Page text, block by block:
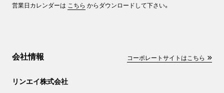
営業日カレンダーは こちら からダウンロードして下さい。
会社情報 コーポレートサイトはこちら
リンエイ株式会社